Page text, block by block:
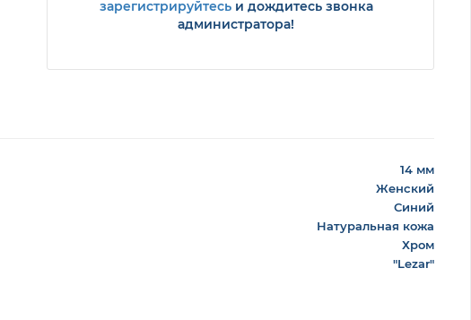
зарегистрируйтесьи дождитесь звонка
администратора!
14 мм
Женский
Синий
Натуральная кожа
Хром
"Lezar"